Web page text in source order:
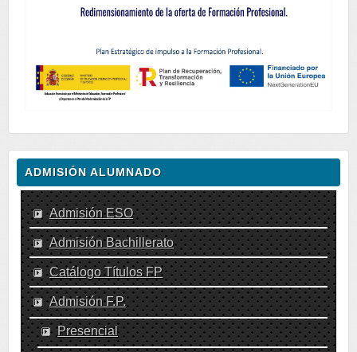
ADMISIÓN ALUMNADO
Admisión ESO
Admisión Bachillerato
Catálogo Títulos FP
Admisión F.P.
Presencial